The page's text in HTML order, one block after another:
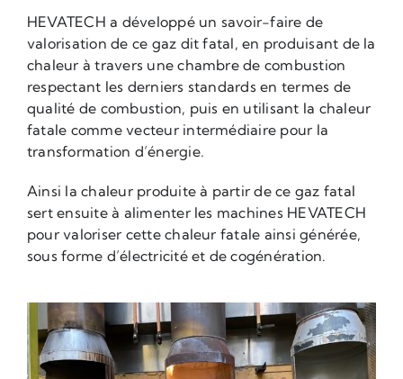
HEVATECH a développé un savoir-faire de
valorisation de ce gaz dit fatal, en produisant de la
chaleur à travers une chambre de combustion
respectant les derniers standards en termes de
qualité de combustion, puis en utilisant la chaleur
fatale comme vecteur intermédiaire pour la
transformation d’énergie.
Ainsi la chaleur produite à partir de ce gaz fatal
sert ensuite à alimenter les machines HEVATECH
pour valoriser cette chaleur fatale ainsi générée,
sous forme d’électricité et de cogénération.